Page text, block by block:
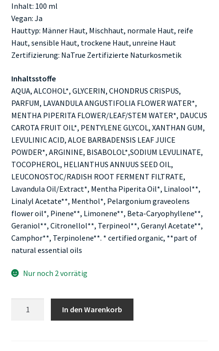
Inhalt: 100 ml
Vegan: Ja
Hauttyp: Männer Haut, Mischhaut, normale Haut, reife
Haut, sensible Haut, trockene Haut, unreine Haut
Zertifizierung: NaTrue Zertifizierte Naturkosmetik
Inhaltsstoffe
AQUA, ALCOHOL*, GLYCERIN, CHONDRUS CRISPUS,
PARFUM, LAVANDULA ANGUSTIFOLIA FLOWER WATER*,
MENTHA PIPERITA FLOWER/LEAF/STEM WATER*, DAUCUS
CAROTA FRUIT OIL*, PENTYLENE GLYCOL, XANTHAN GUM,
LEVULINIC ACID, ALOE BARBADENSIS LEAF JUICE
POWDER*, ARGININE, BISABOLOL*,SODIUM LEVULINATE,
TOCOPHEROL, HELIANTHUS ANNUUS SEED OIL,
LEUCONOSTOC/RADISH ROOT FERMENT FILTRATE,
Lavandula Oil/Extract*, Mentha Piperita Oil*, Linalool**,
Linalyl Acetate**, Menthol*, Pelargonium graveolens
flower oil*, Pinene**, Limonene**, Beta-Caryophyllene**,
Geraniol**, Citronellol**, Terpineol**, Geranyl Acetate**,
Camphor**, Terpinolene**. * certified organic, **part of
natural essential oils
Nur noch 2 vorrätig
In den Warenkorb